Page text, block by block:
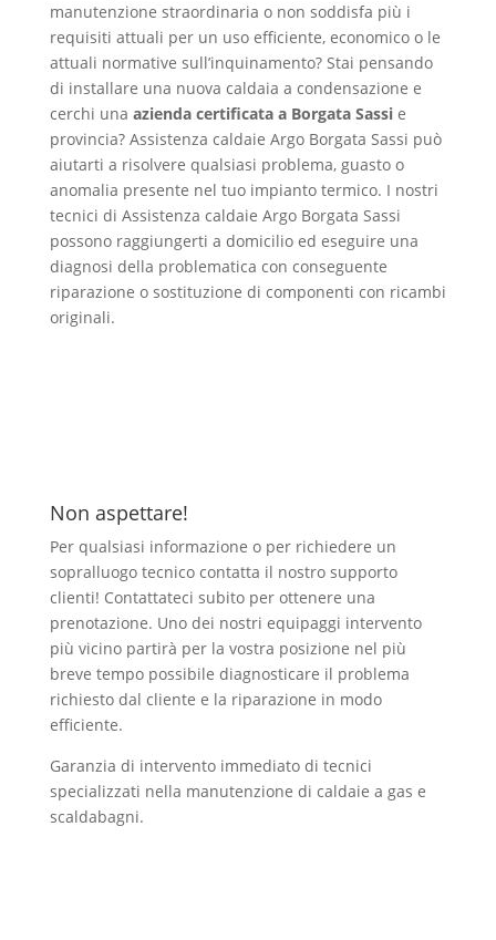
manutenzione straordinaria o non soddisfa più i
requisiti attuali per un uso efficiente, economico o le
attuali normative sull’inquinamento? Stai pensando
di installare una nuova caldaia a condensazione e
cerchi una azienda certificata a Borgata Sassie
provincia? Assistenza caldaie Argo Borgata Sassi può
aiutarti a risolvere qualsiasi problema, guasto o
anomalia presente nel tuo impianto termico. I nostri
tecnici di Assistenza caldaie Argo Borgata Sassi
possono raggiungerti a domicilio ed eseguire una
diagnosi della problematica con conseguente
riparazione o sostituzione di componenti con ricambi
originali.
Non aspettare!
Per qualsiasi informazione o per richiedere un
sopralluogo tecnico contatta il nostro supporto
clienti! Contattateci subito per ottenere una
prenotazione. Uno dei nostri equipaggi intervento
più vicino partirà per la vostra posizione nel più
breve tempo possibile diagnosticare il problema
richiesto dal cliente e la riparazione in modo
efficiente.
Garanzia di intervento immediato di tecnici
specializzati nella manutenzione di caldaie a gas e
scaldabagni.